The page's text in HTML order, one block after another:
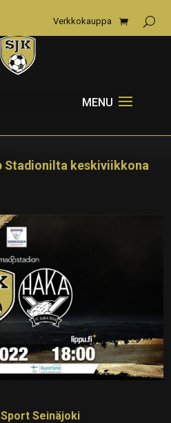
Verkkokauppa
Stadionilta keskiviikkona
Seinäjoki